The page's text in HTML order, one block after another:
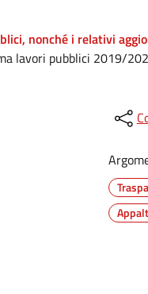
nonché i relativi
lavori pubblici 2019/